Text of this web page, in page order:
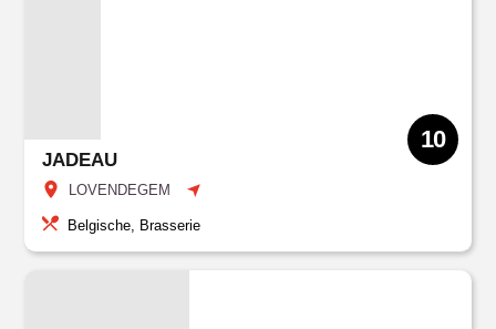
JADEAU
LOVENDEGEM
10
Belgische, Brasserie